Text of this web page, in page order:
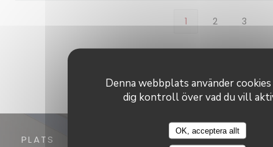
Denna webbplats använder
dig kontroll över vad du vill
OK, acceptera allt
1 2 3
PLATS